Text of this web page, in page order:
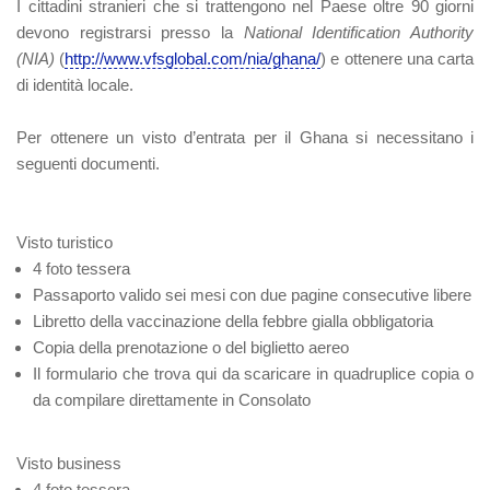
I cittadini stranieri che si trattengono nel Paese oltre 90 giorni
devono registrarsi presso la National Identification Authority
(NIA) (http://www.vfsglobal.com/nia/ghana/) e ottenere una carta
di identità locale.
Per ottenere un visto d’entrata per il Ghana si necessitano i
seguenti documenti.
Visto turistico
4 foto tessera
Passaporto valido sei mesi con due pagine consecutive libere
Libretto della vaccinazione della febbre gialla obbligatoria
Copia della prenotazione o del biglietto aereo
Il formulario che trova qui da scaricare in quadruplice copia o
da compilare direttamente in Consolato
Visto business